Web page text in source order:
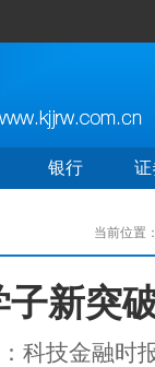
银行 证
当前位置
子新突
科技金融时